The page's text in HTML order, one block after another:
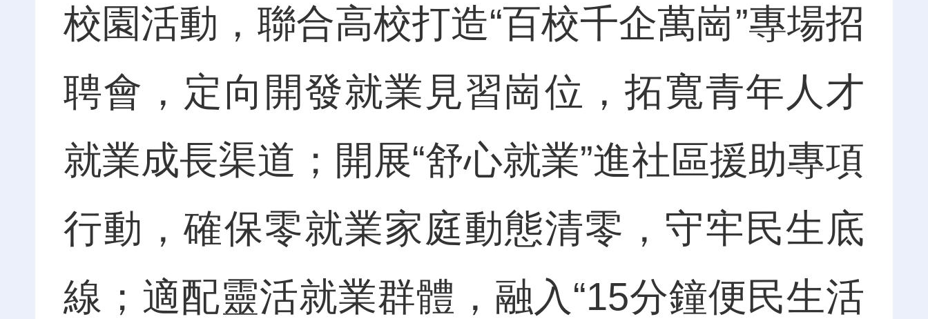
校園活動，聯合高校打造“百校千企萬崗”專場招
聘會，定向開發就業見習崗位，拓寬青年人才
就業成長渠道；開展“舒心就業”進社區援助專項
行動，確保零就業家庭動態清零，守牢民生底
線；適配靈活就業群體，融入“15分鐘便民生活